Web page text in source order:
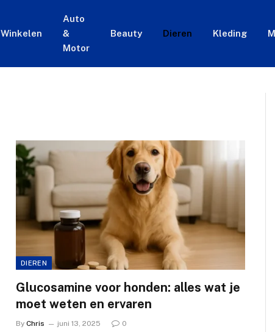
Winkelen
Auto
&
Motor
Beauty Dieren Kleding
DIEREN
Glucosamine voor honden: alles wat je
moet weten en ervaren
By Chris juni 13, 2025 0